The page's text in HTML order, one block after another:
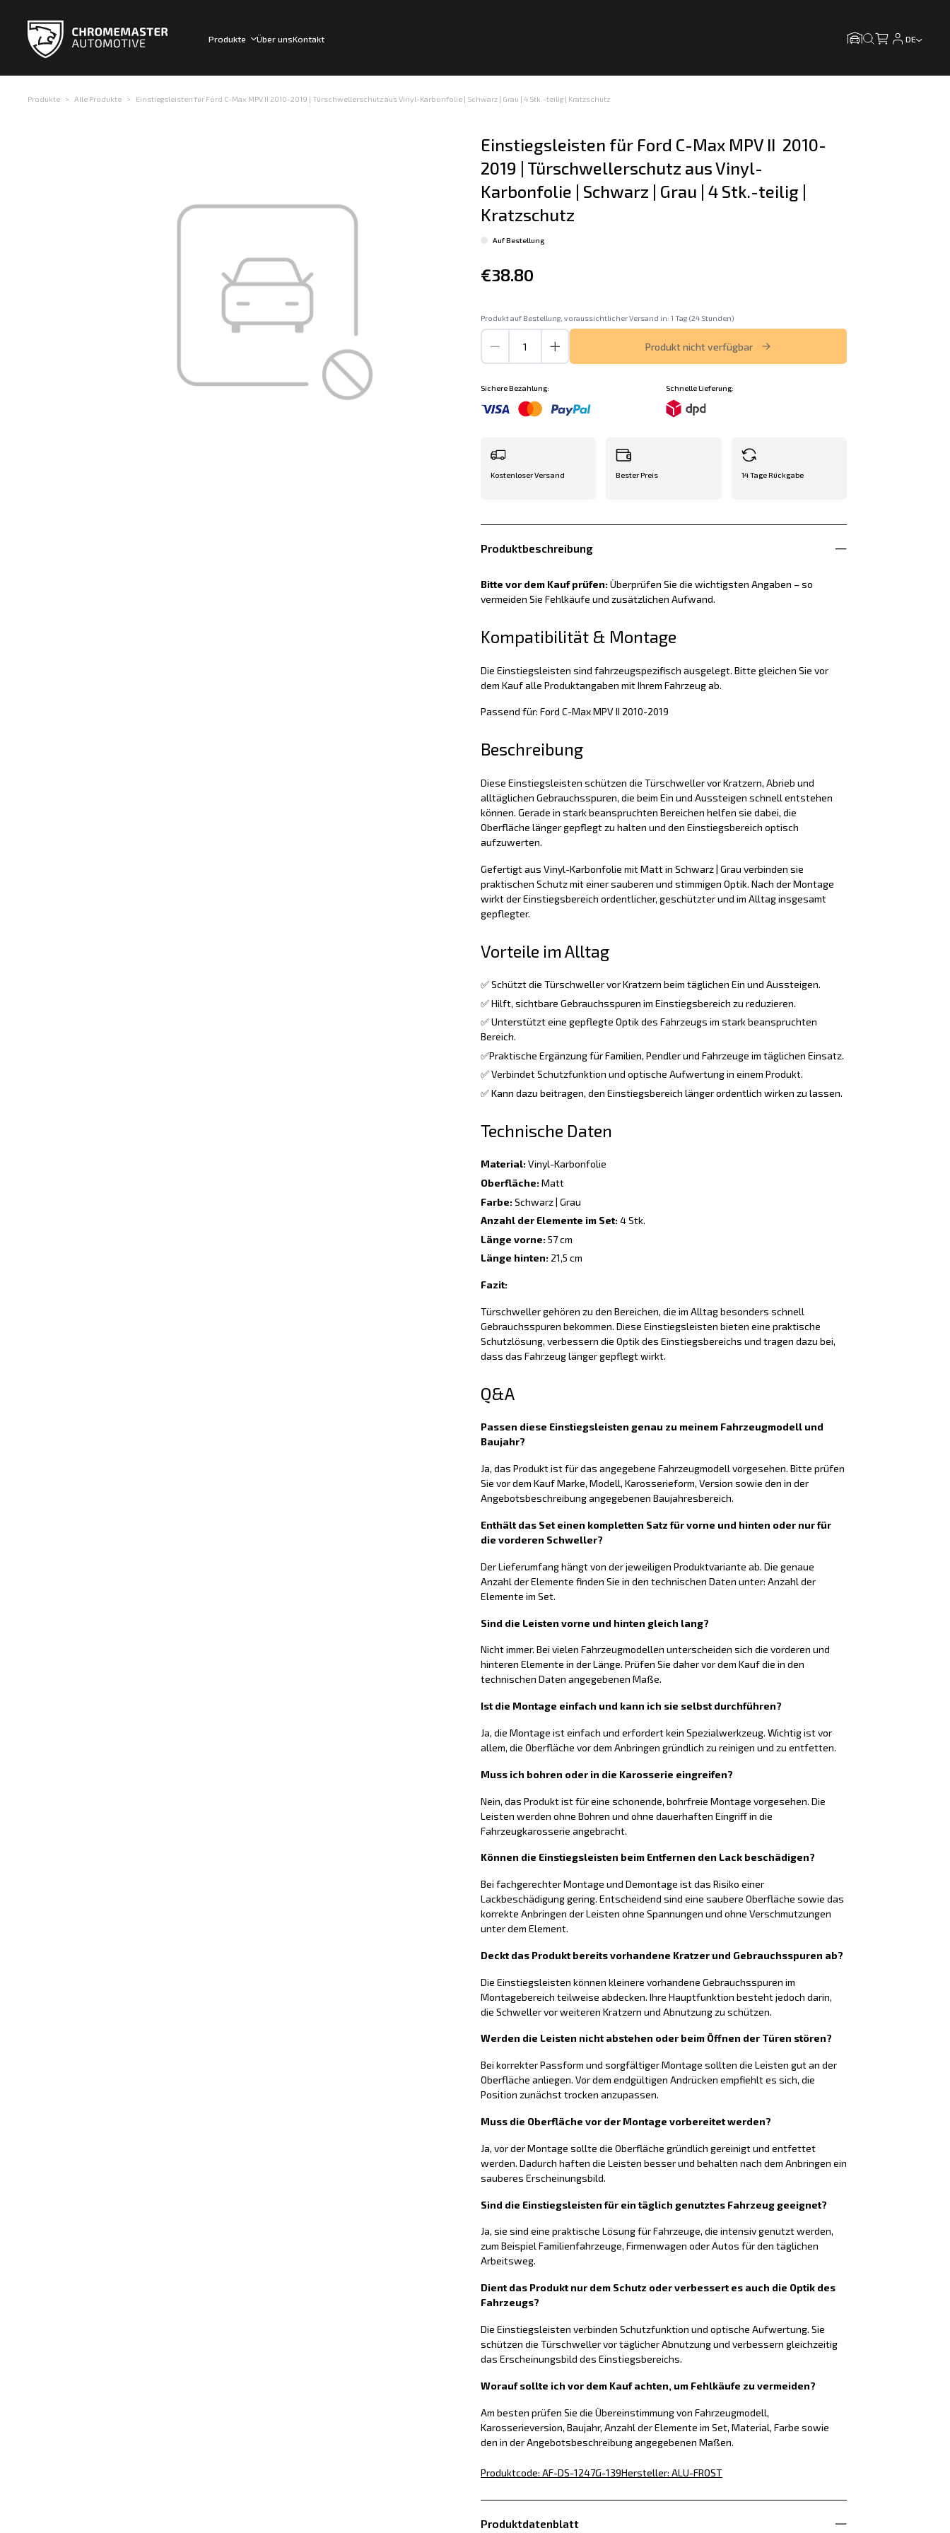
Produkte Über unsKontakt DE
Produkte Alle Produkte Einstiegsleisten für Ford C-Max MPV II 2010-2019 | Türschwellerschutz aus Vinyl-Karbonfolie | Schwarz | Grau | 4 Stk.-teilig | Kratzschutz
Einstiegsleisten für Ford C-Max MPV II  2010-
2019 | Türschwellerschutz aus Vinyl-
Karbonfolie | Schwarz | Grau | 4 Stk.-teilig |
Kratzschutz
Auf Bestellung
€38.80
Produkt auf Bestellung, voraussichtlicher Versand in: 1 Tag (24 Stunden)
Produkt nicht verfügbar
Sichere Bezahlung: Schnelle Lieferung:
Kostenloser Versand Bester Preis 14 Tage Rückgabe
Produktbeschreibung
Bitte vor dem Kauf prüfen:Überprüfen Sie die wichtigsten Angaben – so
vermeiden Sie Fehlkäufe und zusätzlichen Aufwand.
Kompatibilität & Montage
Die Einstiegsleisten sind fahrzeugspezifisch ausgelegt. Bitte gleichen Sie vor
dem Kauf alle Produktangaben mit Ihrem Fahrzeug ab.
Passend für: Ford C-Max MPV II 2010-2019
Beschreibung
Diese Einstiegsleisten schützen die Türschweller vor Kratzern, Abrieb und
alltäglichen Gebrauchsspuren, die beim Ein und Aussteigen schnell entstehen
können. Gerade in stark beanspruchten Bereichen helfen sie dabei, die
Oberfläche länger gepflegt zu halten und den Einstiegsbereich optisch
aufzuwerten.
Gefertigt aus Vinyl-Karbonfolie mit Matt in Schwarz | Grau verbinden sie
praktischen Schutz mit einer sauberen und stimmigen Optik. Nach der Montage
wirkt der Einstiegsbereich ordentlicher, geschützter und im Alltag insgesamt
gepflegter.
Vorteile im Alltag
✅ Schützt die Türschweller vor Kratzern beim täglichen Ein und Aussteigen.
✅ Hilft, sichtbare Gebrauchsspuren im Einstiegsbereich zu reduzieren.
✅ Unterstützt eine gepflegte Optik des Fahrzeugs im stark beanspruchten
Bereich.
✅Praktische Ergänzung für Familien, Pendler und Fahrzeuge im täglichen Einsatz.
✅ Verbindet Schutzfunktion und optische Aufwertung in einem Produkt.
✅ Kann dazu beitragen, den Einstiegsbereich länger ordentlich wirken zu lassen.
Technische Daten
Material:Vinyl-Karbonfolie
Oberfläche:Matt
Farbe:Schwarz | Grau
Anzahl der Elemente im Set:4 Stk.
Länge vorne:57 cm
Länge hinten:21,5 cm
Fazit:
Türschweller gehören zu den Bereichen, die im Alltag besonders schnell
Gebrauchsspuren bekommen. Diese Einstiegsleisten bieten eine praktische
Schutzlösung, verbessern die Optik des Einstiegsbereichs und tragen dazu bei,
dass das Fahrzeug länger gepflegt wirkt.
Q&A
Passen diese Einstiegsleisten genau zu meinem Fahrzeugmodell und
Baujahr?
Ja, das Produkt ist für das angegebene Fahrzeugmodell vorgesehen. Bitte prüfen
Sie vor dem Kauf Marke, Modell, Karosserieform, Version sowie den in der
Angebotsbeschreibung angegebenen Baujahresbereich.
Enthält das Set einen kompletten Satz für vorne und hinten oder nur für
die vorderen Schweller?
Der Lieferumfang hängt von der jeweiligen Produktvariante ab. Die genaue
Anzahl der Elemente finden Sie in den technischen Daten unter: Anzahl der
Elemente im Set.
Sind die Leisten vorne und hinten gleich lang?
Nicht immer. Bei vielen Fahrzeugmodellen unterscheiden sich die vorderen und
hinteren Elemente in der Länge. Prüfen Sie daher vor dem Kauf die in den
technischen Daten angegebenen Maße.
Ist die Montage einfach und kann ich sie selbst durchführen?
Ja, die Montage ist einfach und erfordert kein Spezialwerkzeug. Wichtig ist vor
allem, die Oberfläche vor dem Anbringen gründlich zu reinigen und zu entfetten.
Muss ich bohren oder in die Karosserie eingreifen?
Nein, das Produkt ist für eine schonende, bohrfreie Montage vorgesehen. Die
Leisten werden ohne Bohren und ohne dauerhaften Eingriff in die
Fahrzeugkarosserie angebracht.
Können die Einstiegsleisten beim Entfernen den Lack beschädigen?
Bei fachgerechter Montage und Demontage ist das Risiko einer
Lackbeschädigung gering. Entscheidend sind eine saubere Oberfläche sowie das
korrekte Anbringen der Leisten ohne Spannungen und ohne Verschmutzungen
unter dem Element.
Deckt das Produkt bereits vorhandene Kratzer und Gebrauchsspuren ab?
Die Einstiegsleisten können kleinere vorhandene Gebrauchsspuren im
Montagebereich teilweise abdecken. Ihre Hauptfunktion besteht jedoch darin,
die Schweller vor weiteren Kratzern und Abnutzung zu schützen.
Werden die Leisten nicht abstehen oder beim Öffnen der Türen stören?
Bei korrekter Passform und sorgfältiger Montage sollten die Leisten gut an der
Oberfläche anliegen. Vor dem endgültigen Andrücken empfiehlt es sich, die
Position zunächst trocken anzupassen.
Muss die Oberfläche vor der Montage vorbereitet werden?
Ja, vor der Montage sollte die Oberfläche gründlich gereinigt und entfettet
werden. Dadurch haften die Leisten besser und behalten nach dem Anbringen ein
sauberes Erscheinungsbild.
Sind die Einstiegsleisten für ein täglich genutztes Fahrzeug geeignet?
Ja, sie sind eine praktische Lösung für Fahrzeuge, die intensiv genutzt werden,
zum Beispiel Familienfahrzeuge, Firmenwagen oder Autos für den täglichen
Arbeitsweg.
Dient das Produkt nur dem Schutz oder verbessert es auch die Optik des
Fahrzeugs?
Die Einstiegsleisten verbinden Schutzfunktion und optische Aufwertung. Sie
schützen die Türschweller vor täglicher Abnutzung und verbessern gleichzeitig
das Erscheinungsbild des Einstiegsbereichs.
Worauf sollte ich vor dem Kauf achten, um Fehlkäufe zu vermeiden?
Am besten prüfen Sie die Übereinstimmung von Fahrzeugmodell,
Karosserieversion, Baujahr, Anzahl der Elemente im Set, Material, Farbe sowie
den in der Angebotsbeschreibung angegebenen Maßen.
Produktcode: AF-DS-1247G-139Hersteller: ALU-FROST
Produktdatenblatt